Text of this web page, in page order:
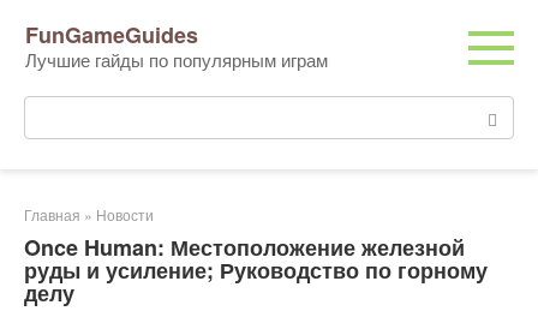
контенту
FunGameGuides
Лучшие гайды по популярным играм
Поиск:
Главная » Новости
Once Human: Местоположение железной
руды и усиление; Руководство по горному
делу